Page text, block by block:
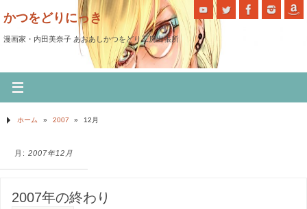
かつをどりにっき
漫画家・内田美奈子 あおあしかつをどり工房出張所
ホーム » 2007 » 12月
月: 2007年12月
2007年の終わり